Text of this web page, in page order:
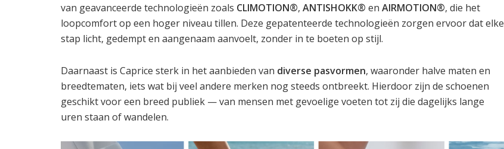
van geavanceerde technologieën zoals CLIMOTION®, ANTISHOKK® en AIRMOTION®, die het
loopcomfort op een hoger niveau tillen. Deze gepatenteerde technologieën zorgen ervoor dat elke
stap licht, gedempt en aangenaam aanvoelt, zonder in te boeten op stijl.
Daarnaast is Caprice sterk in het aanbieden van diverse pasvormen, waaronder halve maten en
breedtematen, iets wat bij veel andere merken nog steeds ontbreekt. Hierdoor zijn de schoenen
geschikt voor een breed publiek — van mensen met gevoelige voeten tot zij die dagelijks lange
uren staan of wandelen.